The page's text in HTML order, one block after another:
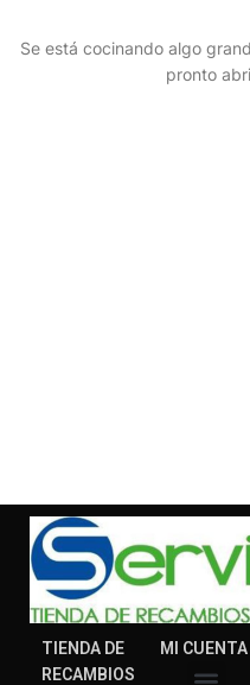
Se está cocinando algo
pronto
TIENDA DE
RECAMBIOS
MI CUENTA